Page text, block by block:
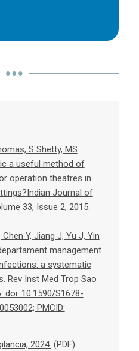
S Shetty, MS
a useful method of
operation theatres in
Journal of
33, Issue 2, 2015.
Y, Jiang J, Yu J, Yin
management
a systematic
Rev Inst Med Trop Sao
doi: 10.1590/S1678-
PMCID:
2024. (PDF)